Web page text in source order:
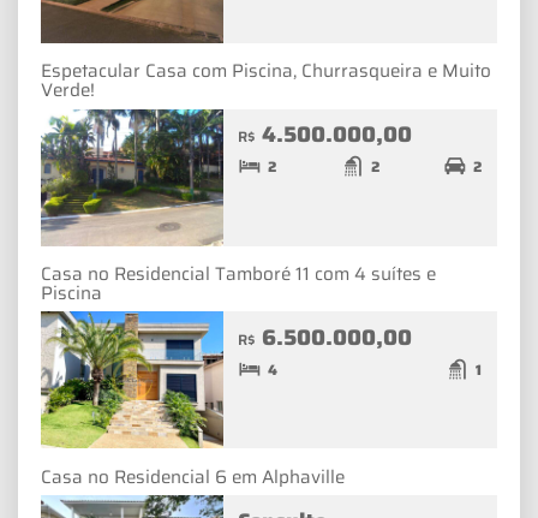
Espetacular Casa com Piscina, Churrasqueira e Muito
Verde!
R$ 4.500.000,00
2 2 2
Casa no Residencial Tamboré 11 com 4 suítes e
Piscina
R$ 6.500.000,00
4 1
Casa no Residencial 6 em Alphaville